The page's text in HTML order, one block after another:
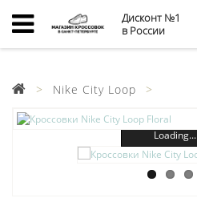
Дисконт №1
в России
Nike City Loop
Loading...